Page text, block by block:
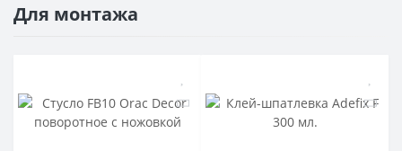
Для монтажа